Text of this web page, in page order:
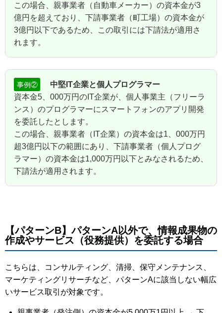
この場合、親事業者（自動車メーカー）の資本金が3
億円を超えており、下請事業者（町工場）の資本金が
3億円以下であるため、この取引には下請法が適用さ
れます。
事例②
中堅IT企業と個人プログラマー
資本金5、000万円のIT企業が、個人事業主（フリーラ
ンス）のプログラマーにスマートフォンのアプリ開発
を委託したとします。
この場合、親事業者（IT企業）の資本金は1、000万円
超3億円以下の範囲にあり、下請事業者（個人プログ
ラマー）の資本金は1,000万円以下とみなされるため、
下請法が適用されます。
【パターンB】パターンA以外で、情報成果物の
作成やサービス（役務提供）を委託する場合
こちらは、コンサルティング、清掃、保守メンテナンス、
マーケティングリサーチなど、パターンAに該当しない幅広
いサービス取引が対象です。